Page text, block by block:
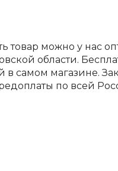
товар можно у нас
области.
в самом магазине.
по всей